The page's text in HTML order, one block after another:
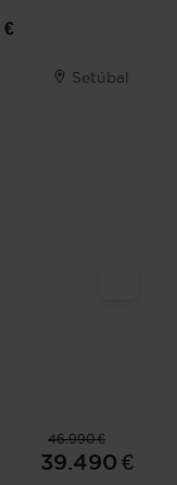
€
Setúbal
46.990 €
39.490 €